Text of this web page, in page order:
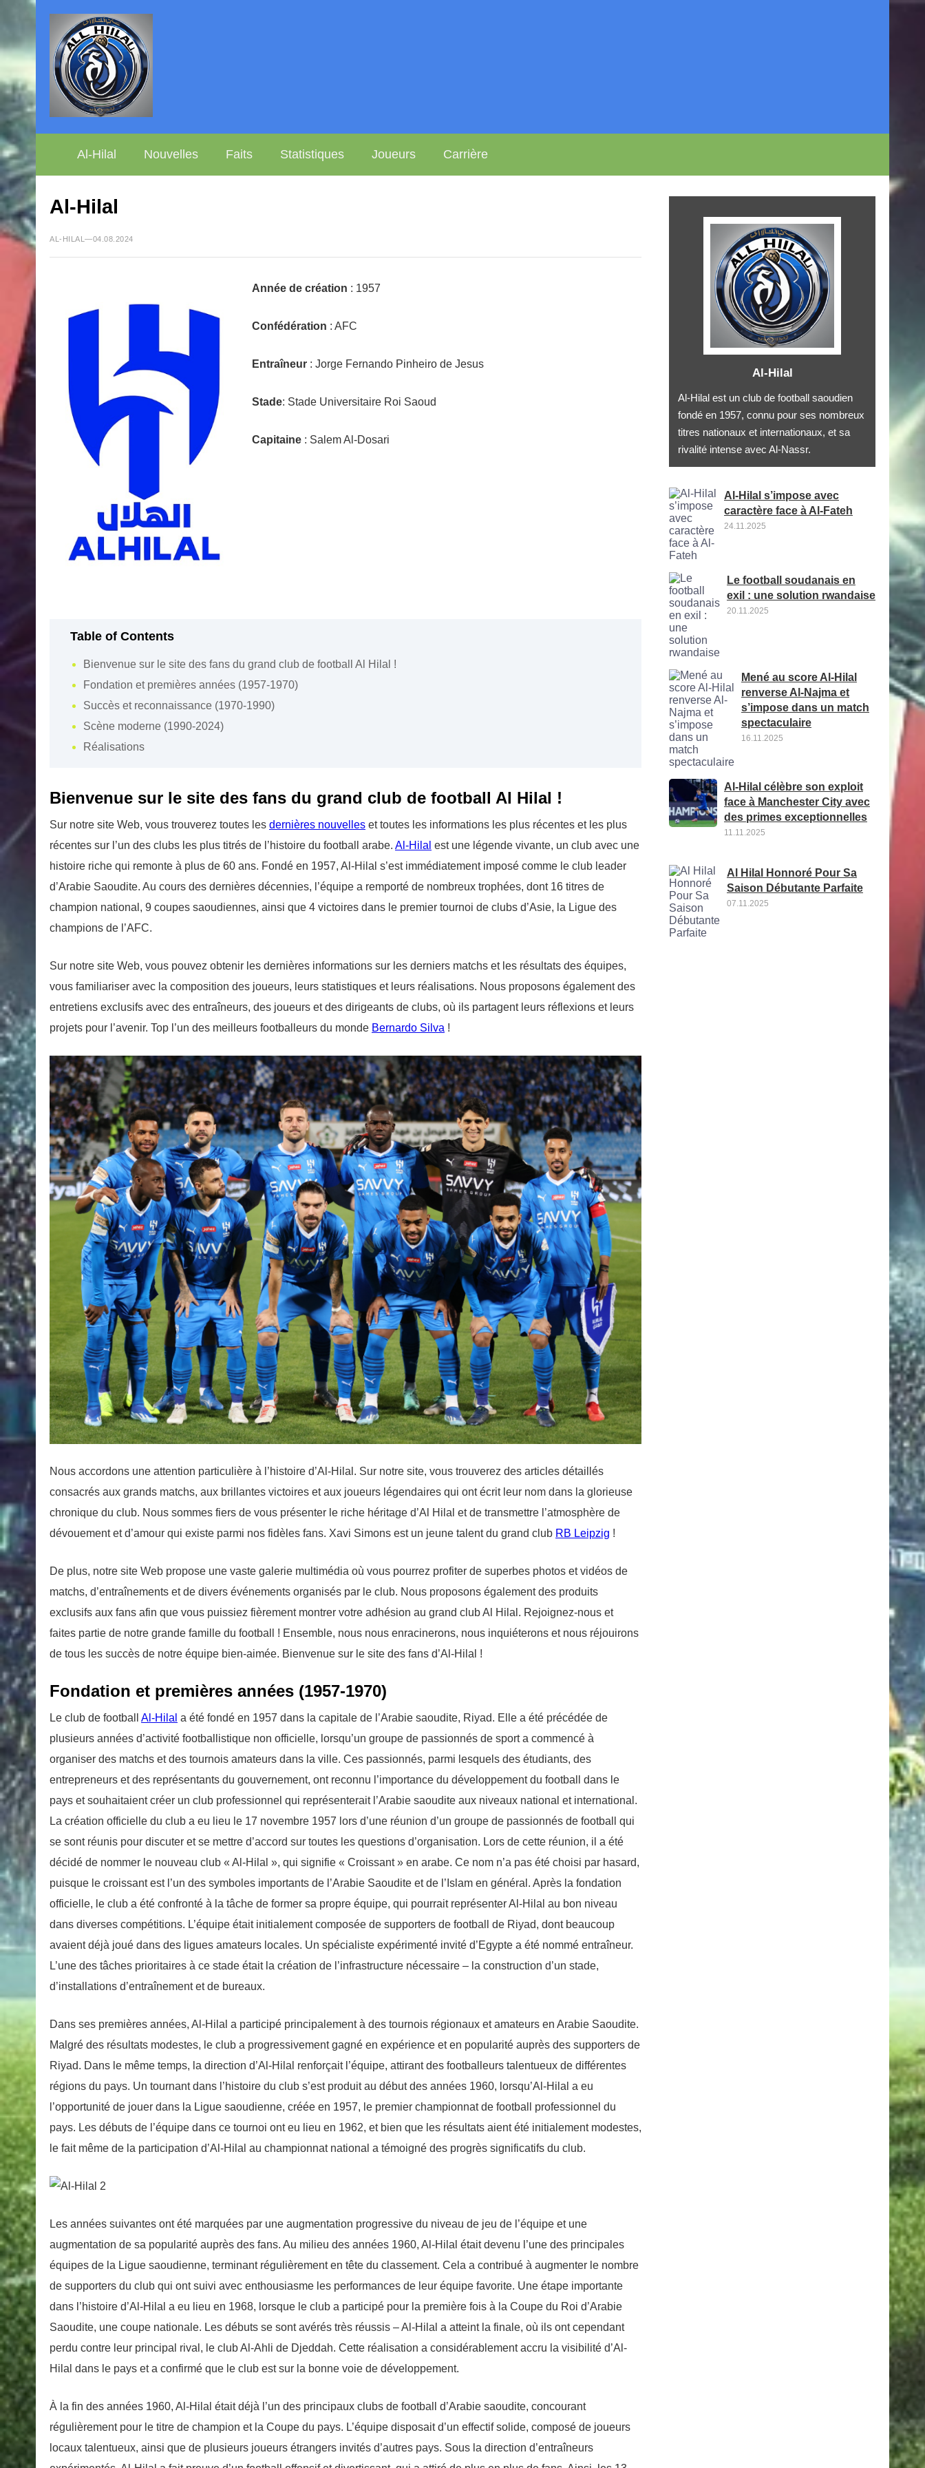
Al-Hilal Nouvelles Faits Statistiques Joueurs Carrière
Al-Hilal
AL-HILAL—04.08.2024
Année de création : 1957
Confédération : AFC
Entraîneur : Jorge Fernando Pinheiro de Jesus
Stade: Stade Universitaire Roi Saoud
Capitaine : Salem Al-Dosari
Table of Contents
Bienvenue sur le site des fans du grand club de football Al Hilal !
Fondation et premières années (1957-1970)
Succès et reconnaissance (1970-1990)
Scène moderne (1990-2024)
Réalisations
Bienvenue sur le site des fans du grand club de football Al Hilal !
Sur notre site Web, vous trouverez toutes les dernières nouvelles et toutes les informations les plus récentes et les plus
récentes sur l’un des clubs les plus titrés de l’histoire du football arabe. Al-Hilal est une légende vivante, un club avec une
histoire riche qui remonte à plus de 60 ans. Fondé en 1957, Al-Hilal s’est immédiatement imposé comme le club leader
d’Arabie Saoudite. Au cours des dernières décennies, l’équipe a remporté de nombreux trophées, dont 16 titres de
champion national, 9 coupes saoudiennes, ainsi que 4 victoires dans le premier tournoi de clubs d’Asie, la Ligue des
champions de l’AFC.
Sur notre site Web, vous pouvez obtenir les dernières informations sur les derniers matchs et les résultats des équipes,
vous familiariser avec la composition des joueurs, leurs statistiques et leurs réalisations. Nous proposons également des
entretiens exclusifs avec des entraîneurs, des joueurs et des dirigeants de clubs, où ils partagent leurs réflexions et leurs
projets pour l’avenir. Top l’un des meilleurs footballeurs du monde Bernardo Silva !
Nous accordons une attention particulière à l’histoire d’Al-Hilal. Sur notre site, vous trouverez des articles détaillés
consacrés aux grands matchs, aux brillantes victoires et aux joueurs légendaires qui ont écrit leur nom dans la glorieuse
chronique du club. Nous sommes fiers de vous présenter le riche héritage d’Al Hilal et de transmettre l’atmosphère de
dévouement et d’amour qui existe parmi nos fidèles fans. Xavi Simons est un jeune talent du grand club RB Leipzig !
De plus, notre site Web propose une vaste galerie multimédia où vous pourrez profiter de superbes photos et vidéos de
matchs, d’entraînements et de divers événements organisés par le club. Nous proposons également des produits
exclusifs aux fans afin que vous puissiez fièrement montrer votre adhésion au grand club Al Hilal. Rejoignez-nous et
faites partie de notre grande famille du football ! Ensemble, nous nous enracinerons, nous inquiéterons et nous réjouirons
de tous les succès de notre équipe bien-aimée. Bienvenue sur le site des fans d’Al-Hilal !
Fondation et premières années (1957-1970)
Le club de football Al-Hilal a été fondé en 1957 dans la capitale de l’Arabie saoudite, Riyad. Elle a été précédée de
plusieurs années d’activité footballistique non officielle, lorsqu’un groupe de passionnés de sport a commencé à
organiser des matchs et des tournois amateurs dans la ville. Ces passionnés, parmi lesquels des étudiants, des
entrepreneurs et des représentants du gouvernement, ont reconnu l’importance du développement du football dans le
pays et souhaitaient créer un club professionnel qui représenterait l’Arabie saoudite aux niveaux national et international.
La création officielle du club a eu lieu le 17 novembre 1957 lors d’une réunion d’un groupe de passionnés de football qui
se sont réunis pour discuter et se mettre d’accord sur toutes les questions d’organisation. Lors de cette réunion, il a été
décidé de nommer le nouveau club « Al-Hilal », qui signifie « Croissant » en arabe. Ce nom n’a pas été choisi par hasard,
puisque le croissant est l’un des symboles importants de l’Arabie Saoudite et de l’Islam en général. Après la fondation
officielle, le club a été confronté à la tâche de former sa propre équipe, qui pourrait représenter Al-Hilal au bon niveau
dans diverses compétitions. L’équipe était initialement composée de supporters de football de Riyad, dont beaucoup
avaient déjà joué dans des ligues amateurs locales. Un spécialiste expérimenté invité d’Egypte a été nommé entraîneur.
L’une des tâches prioritaires à ce stade était la création de l’infrastructure nécessaire – la construction d’un stade,
d’installations d’entraînement et de bureaux.
Dans ses premières années, Al-Hilal a participé principalement à des tournois régionaux et amateurs en Arabie Saoudite.
Malgré des résultats modestes, le club a progressivement gagné en expérience et en popularité auprès des supporters de
Riyad. Dans le même temps, la direction d’Al-Hilal renforçait l’équipe, attirant des footballeurs talentueux de différentes
régions du pays. Un tournant dans l’histoire du club s’est produit au début des années 1960, lorsqu’Al-Hilal a eu
l’opportunité de jouer dans la Ligue saoudienne, créée en 1957, le premier championnat de football professionnel du
pays. Les débuts de l’équipe dans ce tournoi ont eu lieu en 1962, et bien que les résultats aient été initialement modestes,
le fait même de la participation d’Al-Hilal au championnat national a témoigné des progrès significatifs du club.
Les années suivantes ont été marquées par une augmentation progressive du niveau de jeu de l’équipe et une
augmentation de sa popularité auprès des fans. Au milieu des années 1960, Al-Hilal était devenu l’une des principales
équipes de la Ligue saoudienne, terminant régulièrement en tête du classement. Cela a contribué à augmenter le nombre
de supporters du club qui ont suivi avec enthousiasme les performances de leur équipe favorite. Une étape importante
dans l’histoire d’Al-Hilal a eu lieu en 1968, lorsque le club a participé pour la première fois à la Coupe du Roi d’Arabie
Saoudite, une coupe nationale. Les débuts se sont avérés très réussis – Al-Hilal a atteint la finale, où ils ont cependant
perdu contre leur principal rival, le club Al-Ahli de Djeddah. Cette réalisation a considérablement accru la visibilité d’Al-
Hilal dans le pays et a confirmé que le club est sur la bonne voie de développement.
À la fin des années 1960, Al-Hilal était déjà l’un des principaux clubs de football d’Arabie saoudite, concourant
régulièrement pour le titre de champion et la Coupe du pays. L’équipe disposait d’un effectif solide, composé de joueurs
locaux talentueux, ainsi que de plusieurs joueurs étrangers invités d’autres pays. Sous la direction d’entraîneurs
Al-Hilal
Al-Hilal est un club de football saoudien
fondé en 1957, connu pour ses nombreux
titres nationaux et internationaux, et sa
rivalité intense avec Al-Nassr.
Al-Hilal s’impose avec
caractère face à Al-Fateh
24.11.2025
Le football soudanais en
exil : une solution rwandaise
20.11.2025
Mené au score Al-Hilal
renverse Al-Najma et
s’impose dans un match
spectaculaire
16.11.2025
Al-Hilal célèbre son exploit
face à Manchester City avec
des primes exceptionnelles
11.11.2025
Al Hilal Honnoré Pour Sa
Saison Débutante Parfaite
07.11.2025